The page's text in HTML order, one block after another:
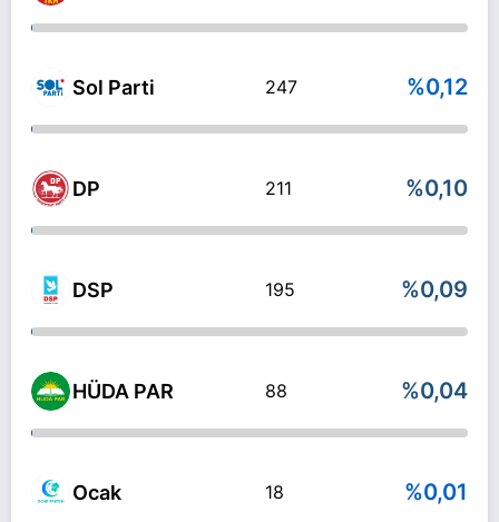
Sol Parti 247 %0,12
DP 211 %0,10
DSP 195 %0,09
HÜDA PAR 88 %0,04
Ocak 18 %0,01